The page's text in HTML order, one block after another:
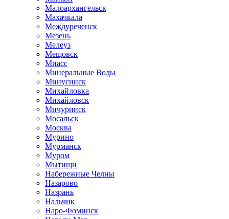
Малоархангельск
Махачкала
Междуреченск
Мезень
Мелеуз
Мещовск
Миасс
Минеральные Воды
Минусинск
Михайловка
Михайловск
Мичуринск
Мосальск
Москва
Мурино
Мурманск
Муром
Мытищи
Набережные Челны
Назарово
Назрань
Нальчик
Наро-Фоминск